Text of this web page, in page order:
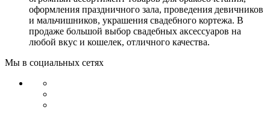
оформления праздничного зала, проведения девичников
и мальчишников, украшения свадебного кортежа. В
продаже большой выбор свадебных аксессуаров на
любой вкус и кошелек, отличного качества.
Мы в социальных сетях